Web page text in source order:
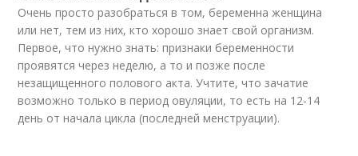
Очень просто разобраться в том, беременна женщина
или нет, тем из них, кто хорошо знает свой организм.
Первое, что нужно знать: признаки беременности
проявятся через неделю, а то и позже после
незащищенного полового акта. Учтите, что зачатие
возможно только в период овуляции, то есть на 12-14
день от начала цикла (последней менструации).